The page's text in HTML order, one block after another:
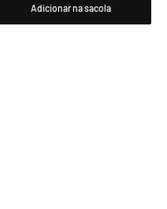
Adicionar na sacola